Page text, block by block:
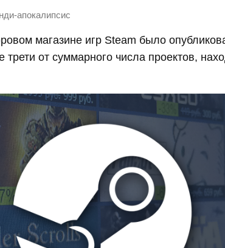
апокалипсис
магазине игр Steam было
трети от суммарного числа проектов,